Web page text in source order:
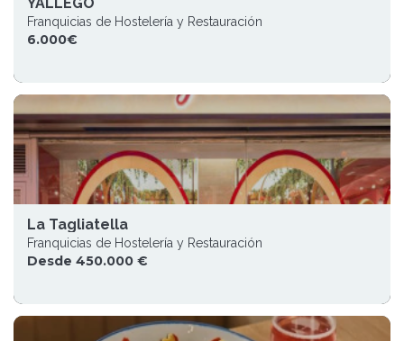
Franquicias de Hostelería y Restauración
6.000€
La Tagliatella
Franquicias de Hostelería y Restauración
Desde 450.000 €